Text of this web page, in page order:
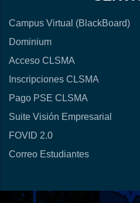
Campus Virtual (BlackBoard)
Dominium
Acceso CLSMA
Inscripciones CLSMA
Pago PSE CLSMA
Suite Visión Empresarial
FOVID 2.0
Correo Estudiantes